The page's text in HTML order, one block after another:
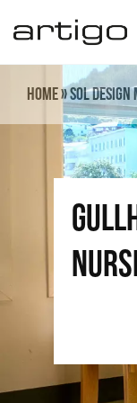
contenu
Home»Sol design